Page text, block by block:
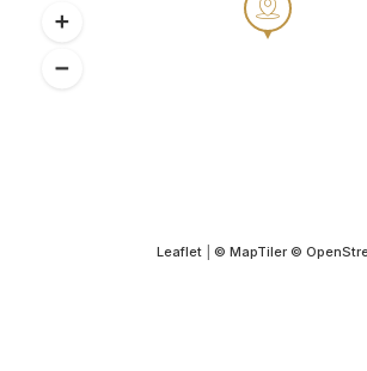
Leaflet © MapTiler ©